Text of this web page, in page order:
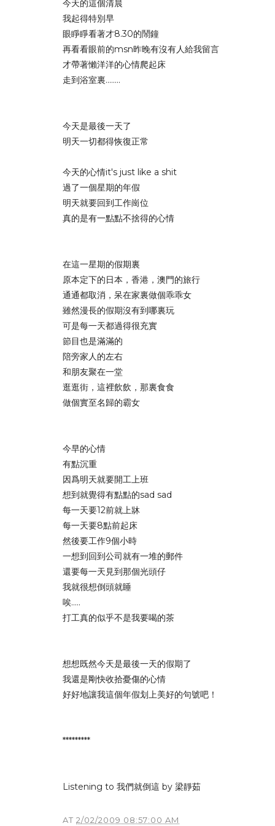
今天的這個清晨
我起得特別早
眼睜睜看著才8.30的鬧鐘
再看看眼前的msn昨晚有沒有人給我留言
才帶著懶洋洋的心情爬起床
走到浴室裏........
今天是最後一天了
明天一切都得恢復正常
今天的心情it's just like a shit
過了一個星期的年假
明天就要回到工作崗位
真的是有一點點不捨得的心情
在這一星期的假期裏
原本定下的日本，香港，澳門的旅行
通通都取消，呆在家裏做個乖乖女
雖然漫長的假期沒有到哪裏玩
可是每一天都過得很充實
節目也是滿滿的
陪旁家人的左右
和朋友聚在一堂
逛逛街，這裡飲飲，那裏食食
做個實至名歸的霸女
今早的心情
有點沉重
因爲明天就要開工上班
想到就覺得有點點的sad sad
每一天要12前就上牀
每一天要8點前起床
然後要工作9個小時
一想到回到公司就有一堆的郵件
還要每一天見到那個光頭仔
我就很想倒頭就睡
唉.....
打工真的似乎不是我要喝的茶
想想既然今天是最後一天的假期了
我還是剛快收拾憂傷的心情
好好地讓我這個年假划上美好的句號吧！
*********
Listening to 我們就倒這 by 梁靜茹
AT 2/02/2009 08:57:00 AM